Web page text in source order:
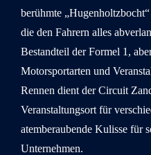
berühmte
die den Fahrern alles
Bestandteil der Formel 1,
Motorsportarten und
Rennen dient der Circuit
Veranstaltungsort für
atemberaubende Kulisse für
Unternehmen.